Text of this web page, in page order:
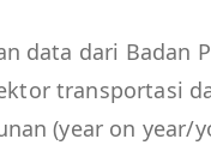
data dari Badan
transportasi
(year on year/